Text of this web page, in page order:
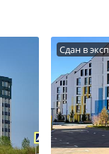
Сдан в